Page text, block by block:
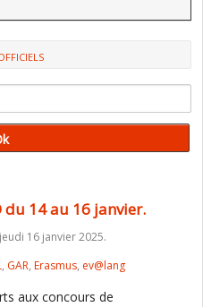
du 14 au 16 janvier.
16 janvier 2025.
, GAR, Erasmus, ev@lang
aux concours de